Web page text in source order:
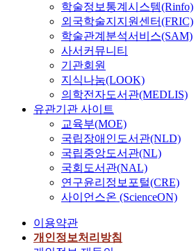
학술정보통계시스템(Rinfo)
외국학술지지원센터(FRIC)
학술관계분석서비스(SAM)
사서커뮤니티
기관회원
지식나눔(LOOK)
의학전자도서관(MEDLIS)
유관기관 사이트
교육부(MOE)
국립장애인도서관(NLD)
국립중앙도서관(NL)
국회도서관(NAL)
연구윤리정보포털(CRE)
사이언스온 (ScienceON)
이용약관
개인정보처리방침